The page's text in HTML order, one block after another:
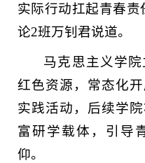
实际行动扛起青春责
论2班万钊君说道。
马克思主义学
红色资源，常态化
实践活动，后续学
富研学载体，引导
仰。